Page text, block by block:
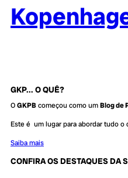
GKP... O QUÊ?
OGKPBcomeçou como umBlog de
Este é um lugar para abordar tudo
Saiba mais
CONFIRA OS DESTAQUES DA